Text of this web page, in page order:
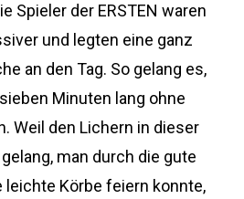
Spieler der ERSTEN waren
und legten eine ganz
an den Tag. So gelang es,
Minuten lang ohne
Weil den Lichern in dieser
man durch die gute
leichte Körbe feiern konnte,